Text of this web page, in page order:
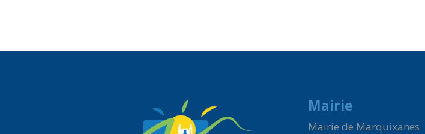
Mairie
Mairie de Marquixanes